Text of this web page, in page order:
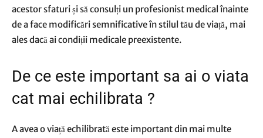
acestor sfaturi și să consulți un profesionist medical înainte
de a face modificări semnificative în stilul tău de viață, mai
ales dacă ai condiții medicale preexistente.
De ce este important sa ai o viata
cat mai echilibrata ?
A avea o viață echilibrată este important din mai multe